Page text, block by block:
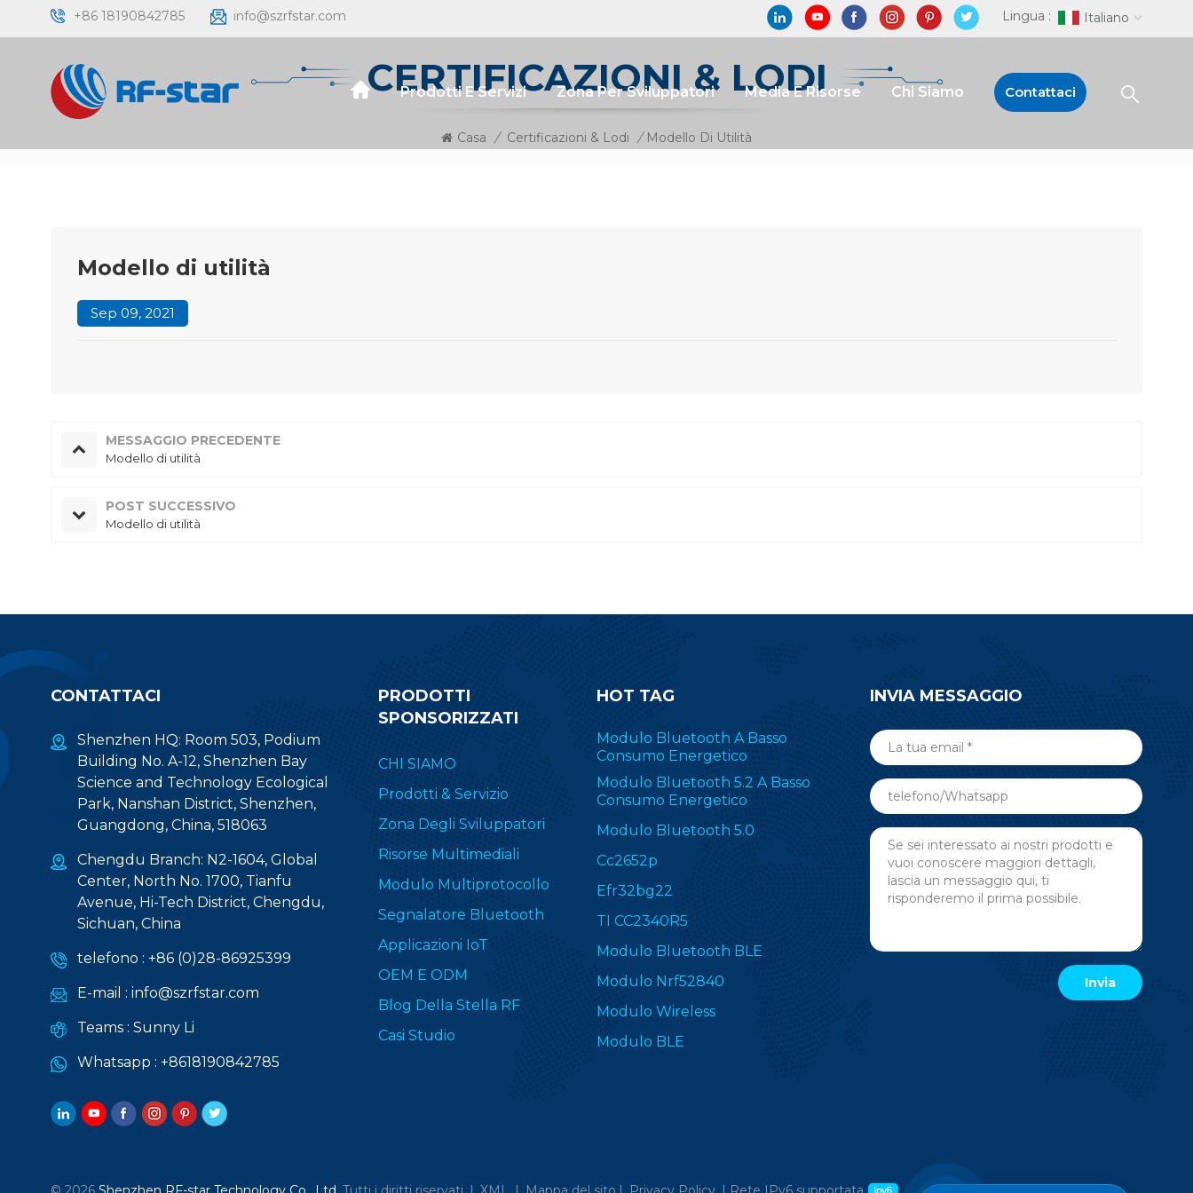
+86 18190842785 info@szrfstar.com Lingua : Italiano
Prodotti E Servizi Zona Per Sviluppatori Media E Risorse Chi Siamo Contattaci
CERTIFICAZIONI & LODI
Casa / Certificazioni & Lodi / Modello Di Utilità
Modello di utilità
Sep 09, 2021
MESSAGGIO PRECEDENTE
Modello di utilità
POST SUCCESSIVO
Modello di utilità
CONTATTACI
Shenzhen HQ: Room 503, Podium
Building No. A-12, Shenzhen Bay
Science and Technology Ecological
Park, Nanshan District, Shenzhen,
Guangdong, China, 518063
Chengdu Branch: N2-1604, Global
Center, North No. 1700, Tianfu
Avenue, Hi-Tech District, Chengdu,
Sichuan, China
telefono : +86 (0)28-86925399
E-mail : info@szrfstar.com
Teams : Sunny Li
Whatsapp : +8618190842785
PRODOTTI
SPONSORIZZATI
CHI SIAMO
Prodotti & Servizio
Zona Degli Sviluppatori
Risorse Multimediali
Modulo Multiprotocollo
Segnalatore Bluetooth
Applicazioni IoT
OEM E ODM
Blog Della Stella RF
Casi Studio
HOT TAG
Modulo Bluetooth A Basso
Consumo Energetico
Modulo Bluetooth 5.2 A Basso
Consumo Energetico
Modulo Bluetooth 5.0
Cc2652p
Efr32bg22
TI CC2340R5
Modulo Bluetooth BLE
Modulo Nrf52840
Modulo Wireless
Modulo BLE
INVIA MESSAGGIO